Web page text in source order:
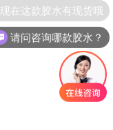
请问咨询哪款胶水？
现在这款胶水有现货哦